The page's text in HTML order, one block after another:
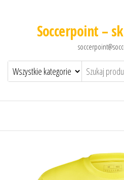
Soccerpoint –